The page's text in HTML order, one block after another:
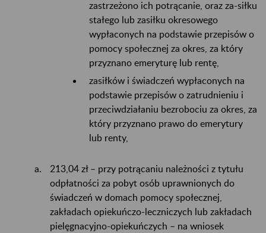
zastrzeżono ich potrącanie, oraz za-siłku
stałego lub zasiłku okresowego
wypłaconych na podstawie przepisów o
pomocy społecznej za okres, za który
przyznano emeryturę lub rentę,
zasiłków i świadczeń wypłaconych na
podstawie przepisów o zatrudnieniu i
przeciwdziałaniu bezrobociu za okres, za
który przyznano prawo do emerytury
lub renty,
213,04 zł – przy potrącaniu należności z tytułu
odpłatności za pobyt osób uprawnionych do
świadczeń w domach pomocy społecznej,
zakładach opiekuńczo-leczniczych lub zakładach
pielęgnacyjno-opiekuńczych – na wniosek